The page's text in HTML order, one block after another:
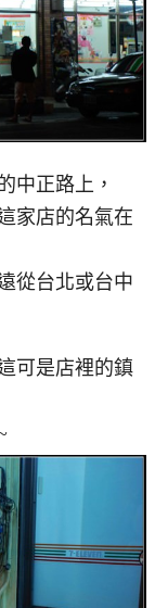
中正路上，
家店的名氣在
從台北或台中
可是店裡的鎮